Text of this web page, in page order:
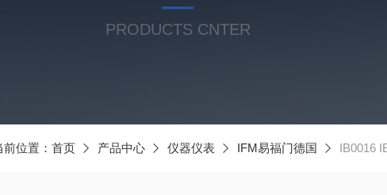
PRODUCTS CNTER
前位置： 首页 产品中心 仪器仪表 IFM易福门德国 IB0016